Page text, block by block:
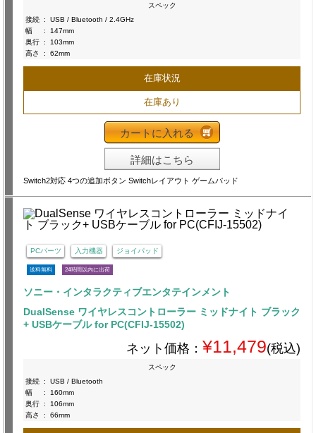
スペック
接続 :
USB / Bluetooth / 2.4GHz
幅
:
147mm
奥行 :
103mm
高さ
: 62mm
在庫状況
在庫あり
カートに入れる
詳細はこちら
Switch2対応 4つの追加ボタン Switchレイアウト ゲームパッド
PCパーツ 入力機器 ジョイパッド
送料無料 24時間以内に出荷
ソニー・インタラクティブエンタテインメント
DualSense ワイヤレスコントローラー ミッドナイト ブラック
+ USBケーブル for PC(CFIJ-15502)
ネット価格： ¥11,479(税込)
スペック
接続 :
USB / Bluetooth
幅
:
160mm
奥行 :
106mm
高さ
: 66mm